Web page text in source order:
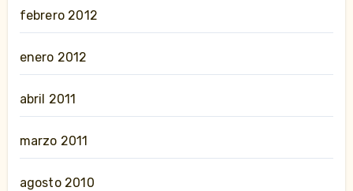
febrero 2012
enero 2012
abril 2011
marzo 2011
agosto 2010